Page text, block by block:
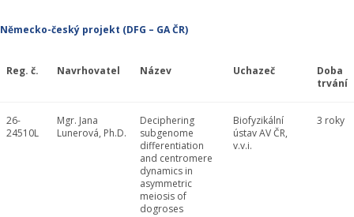
Německo-český projekt (DFG – GA ČR)
Reg. č. Navrhovatel Název Uchazeč
Doba
trvání
26-
24510L
Mgr. Jana
Lunerová, Ph.D.
Deciphering
subgenome
differentiation
and centromere
dynamics in
asymmetric
meiosis of
dogroses
Biofyzikální
ústav AV ČR,
v.v.i.
3 roky